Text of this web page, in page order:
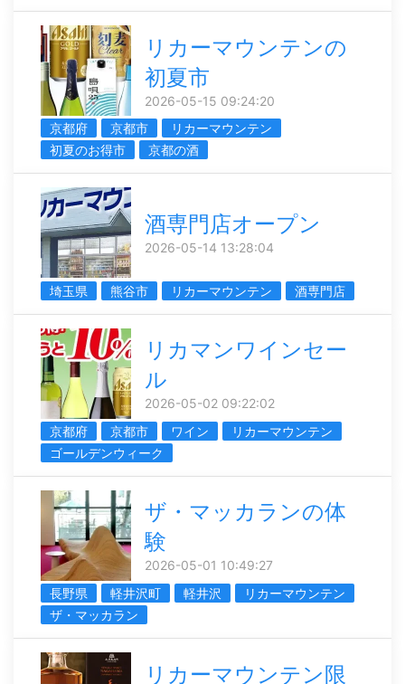
リカーマウンテンの
初夏市
2026-05-15 09:24:20
京都府
京都市
リカーマウンテン
初夏のお得市
京都の酒
酒専門店オープン
2026-05-14 13:28:04
埼玉県 熊谷市 リカーマウンテン 酒専門店
リカマンワインセー
ル
2026-05-02 09:22:02
京都府
京都市 ワイン
リカーマウンテン
ゴールデンウィーク
ザ・マッカランの体
験
2026-05-01 10:49:27
長野県
軽井沢町 軽井沢
リカーマウンテン
ザ・マッカラン
リカーマウンテン限